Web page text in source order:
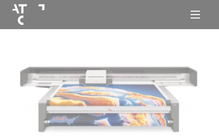
Panneau de gestion des cookies
Aller au contenu
ATC